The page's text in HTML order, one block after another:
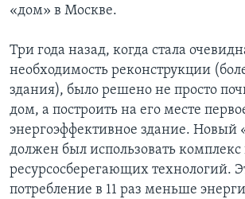
«дом» в Москве.
Три года назад, когда стала
необходимость реконструкции
здания), было решено не просто
дом, а построить на его месте
энергоэффективное здание. Новый
должен был использовать
ресурсосберегающих технологий.
потребление в 11 раз меньше